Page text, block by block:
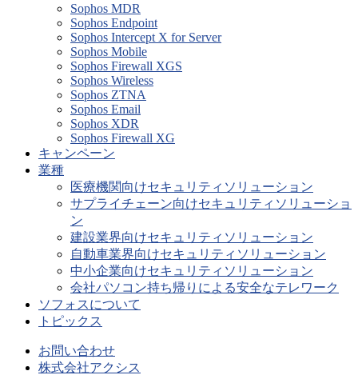
Sophos MDR
Sophos Endpoint
Sophos Intercept X for Server
Sophos Mobile
Sophos Firewall XGS
Sophos Wireless
Sophos ZTNA
Sophos Email
Sophos XDR
Sophos Firewall XG
キャンペーン
業種
医療機関向けセキュリティソリューション
サプライチェーン向けセキュリティソリューショ
ン
建設業界向けセキュリティソリューション
自動車業界向けセキュリティソリューション
中小企業向けセキュリティソリューション
会社パソコン持ち帰りによる安全なテレワーク
ソフォスについて
トピックス
お問い合わせ
株式会社アクシス